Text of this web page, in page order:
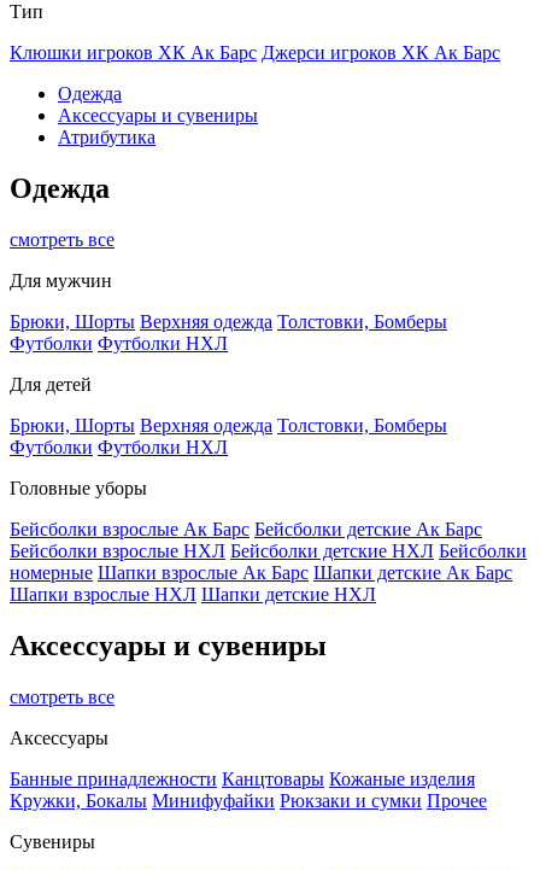
Тип
Клюшки игроков ХК Ак Барс Джерси игроков ХК Ак Барс
Одежда
Аксессуары и сувениры
Атрибутика
Одежда
смотреть все
Для мужчин
Брюки, Шорты Верхняя одежда Толстовки, Бомберы
Футболки Футболки НХЛ
Для детей
Брюки, Шорты Верхняя одежда Толстовки, Бомберы
Футболки Футболки НХЛ
Головные уборы
Бейсболки взрослые Ак Барс Бейсболки детские Ак Барс
Бейсболки взрослые НХЛ Бейсболки детские НХЛ Бейсболки
номерные Шапки взрослые Ак Барс Шапки детские Ак Барс
Шапки взрослые НХЛ Шапки детские НХЛ
Аксессуары и сувениры
смотреть все
Аксессуары
Банные принадлежности Канцтовары Кожаные изделия
Кружки, Бокалы Минифуфайки Рюкзаки и сумки Прочее
Сувениры